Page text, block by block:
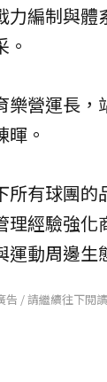
編制與
營運長
。
有球團
經驗強
動周邊生
告 / 請繼續往下閱讀